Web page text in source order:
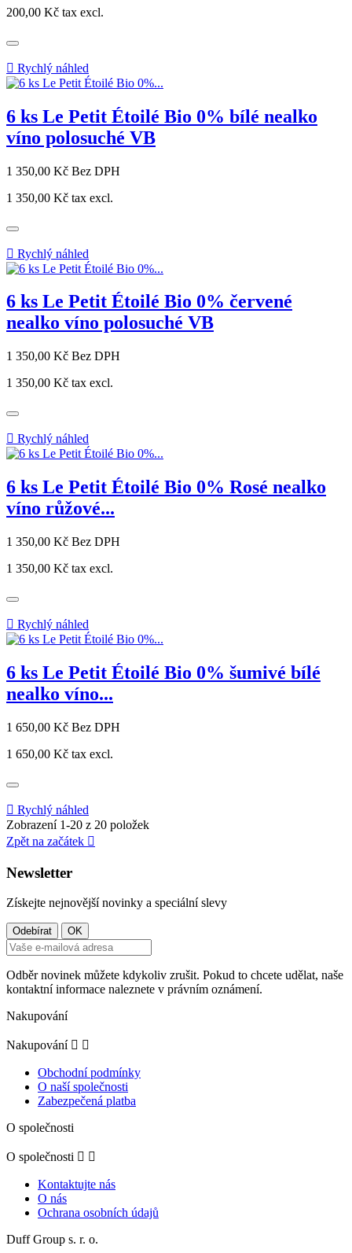
200,00 Kč tax excl.
 Rychlý náhled
6 ks Le Petit Étoilé Bio 0% bílé nealko
víno polosuché VB
Cena
1 350,00 Kč Bez DPH
1 350,00 Kč tax excl.
 Rychlý náhled
6 ks Le Petit Étoilé Bio 0% červené
nealko víno polosuché VB
Cena
1 350,00 Kč Bez DPH
1 350,00 Kč tax excl.
 Rychlý náhled
6 ks Le Petit Étoilé Bio 0% Rosé nealko
víno růžové...
Cena
1 350,00 Kč Bez DPH
1 350,00 Kč tax excl.
 Rychlý náhled
6 ks Le Petit Étoilé Bio 0% šumivé bílé
nealko víno...
Cena
1 650,00 Kč Bez DPH
1 650,00 Kč tax excl.
 Rychlý náhled
Zobrazení 1-20 z 20 položek
Zpět na začátek 
Newsletter
Získejte nejnovější novinky a speciální slevy
Odběr novinek můžete kdykoliv zrušit. Pokud to chcete udělat, naše
kontaktní informace naleznete v právním oznámení.
Nakupování
Nakupování  
Obchodní podmínky
O naší společnosti
Zabezpečená platba
O společnosti
O společnosti  
Kontaktujte nás
O nás
Ochrana osobních údajů
Duff Group s. r. o.